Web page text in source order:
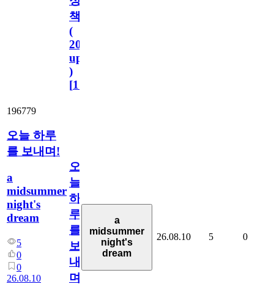
책
(
2023.11.1
update
)
[110
196779
오늘 하루
를 보내며!
a
midsummer
night's
dream
5
0
0
26.08.10
오
늘
하
루
를
보
내
며!
a
midsummer
night's
dream
26.08.10 5 0